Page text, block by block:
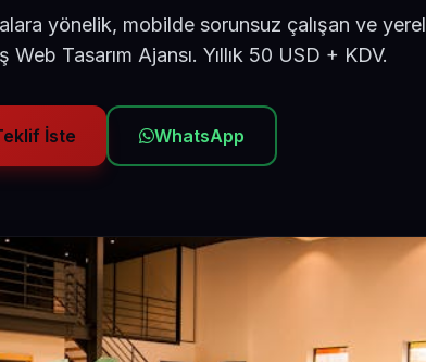
yönelik, mobilde sorunsuz çalışan ve yerel
Tasarım Ajansı. Yıllık 50 USD + KDV.
İste WhatsApp